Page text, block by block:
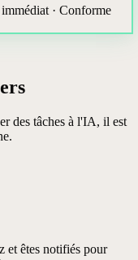
· Conforme
des tâches à l'IA, il est
et êtes notifiés pour